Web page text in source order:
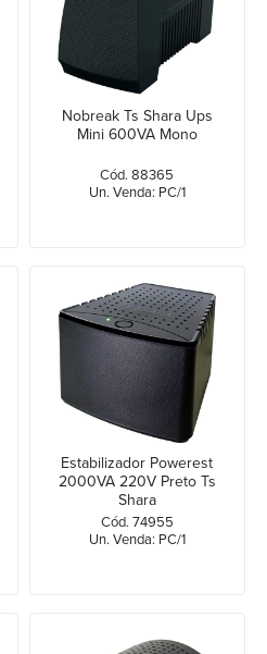
Nobreak Ts Shara Ups
Mini 600VA Mono
Cód. 88365
Un. Venda: PC/1
Estabilizador Powerest
2000VA 220V Preto Ts
Shara
Cód. 74955
Un. Venda: PC/1